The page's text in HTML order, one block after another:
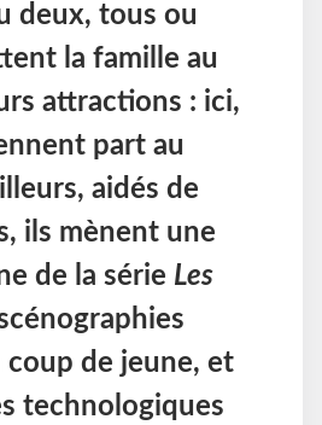
deux, tous ou
la famille au
attractions : ici,
part au
aidés de
ils mènent une
de la série Les
de jeune, et
technologiques